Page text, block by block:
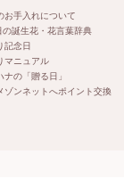
お手入れについて
誕生花・花言葉辞典
記念日
マニュアル
ナの「贈る日」
ゾンネットへポイント交換